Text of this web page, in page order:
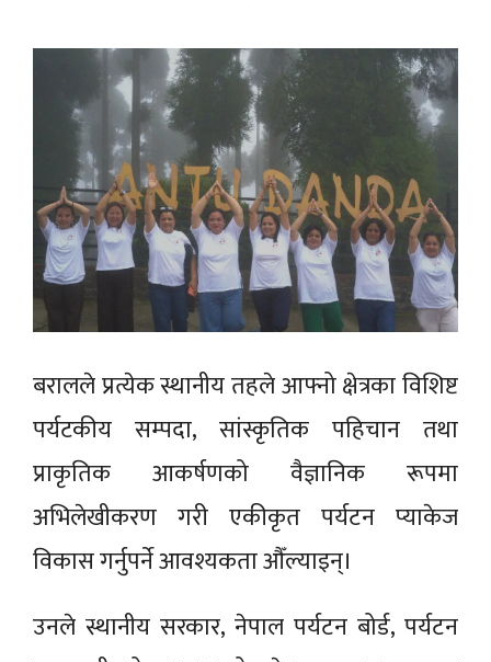
बरालले प्रत्येक स्थानीय तहले आफ्नो क्षेत्रका विशिष्ट
पर्यटकीय सम्पदा, सांस्कृतिक पहिचान तथा
प्राकृतिक आकर्षणको वैज्ञानिक रूपमा
अभिलेखीकरण गरी एकीकृत पर्यटन प्याकेज
विकास गर्नुपर्ने आवश्यकता औँल्याइन्।
उनले स्थानीय सरकार, नेपाल पर्यटन बोर्ड, पर्यटन